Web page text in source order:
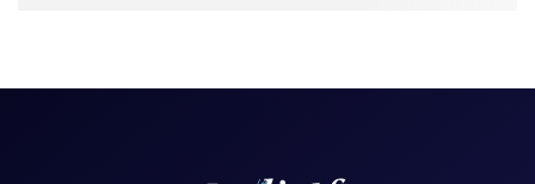
Il est évident que l’auteur dénonce l’appât du gain, la